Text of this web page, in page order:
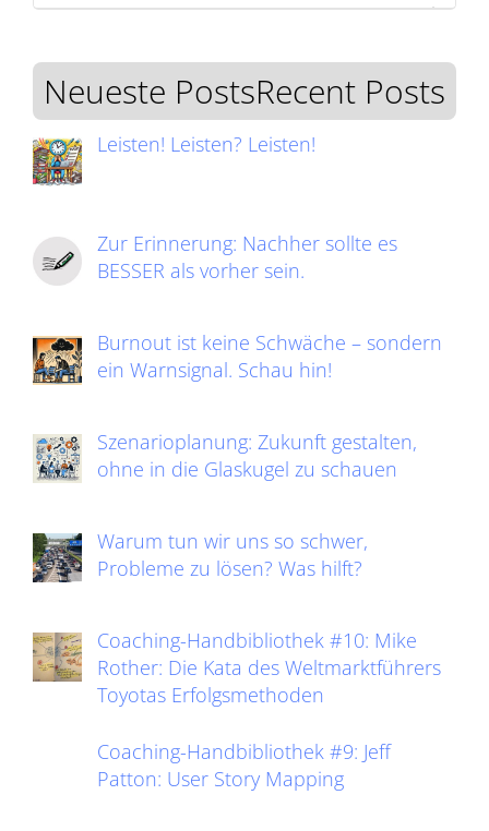
Neueste PostsRecent Posts
Leisten! Leisten? Leisten!
Zur Erinnerung: Nachher sollte es
BESSER als vorher sein.
Burnout ist keine Schwäche – sondern
ein Warnsignal. Schau hin!
Szenarioplanung: Zukunft gestalten,
ohne in die Glaskugel zu schauen
Warum tun wir uns so schwer,
Probleme zu lösen? Was hilft?
Coaching-Handbibliothek #10: Mike
Rother: Die Kata des Weltmarktführers
Toyotas Erfolgsmethoden
Coaching-Handbibliothek #9: Jeff
Patton: User Story Mapping